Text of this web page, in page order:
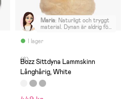
I lager
Maria: Naturligt och tryggt
material. Dynan är aldrig för
fin och omtyckt.
(6)
Bozz Sittdyna Lammskinn
Långhårig, White